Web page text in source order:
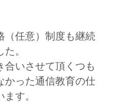
（任意）制度も継続
。
合いさせて頂くつも
かった通信教育の仕
す。